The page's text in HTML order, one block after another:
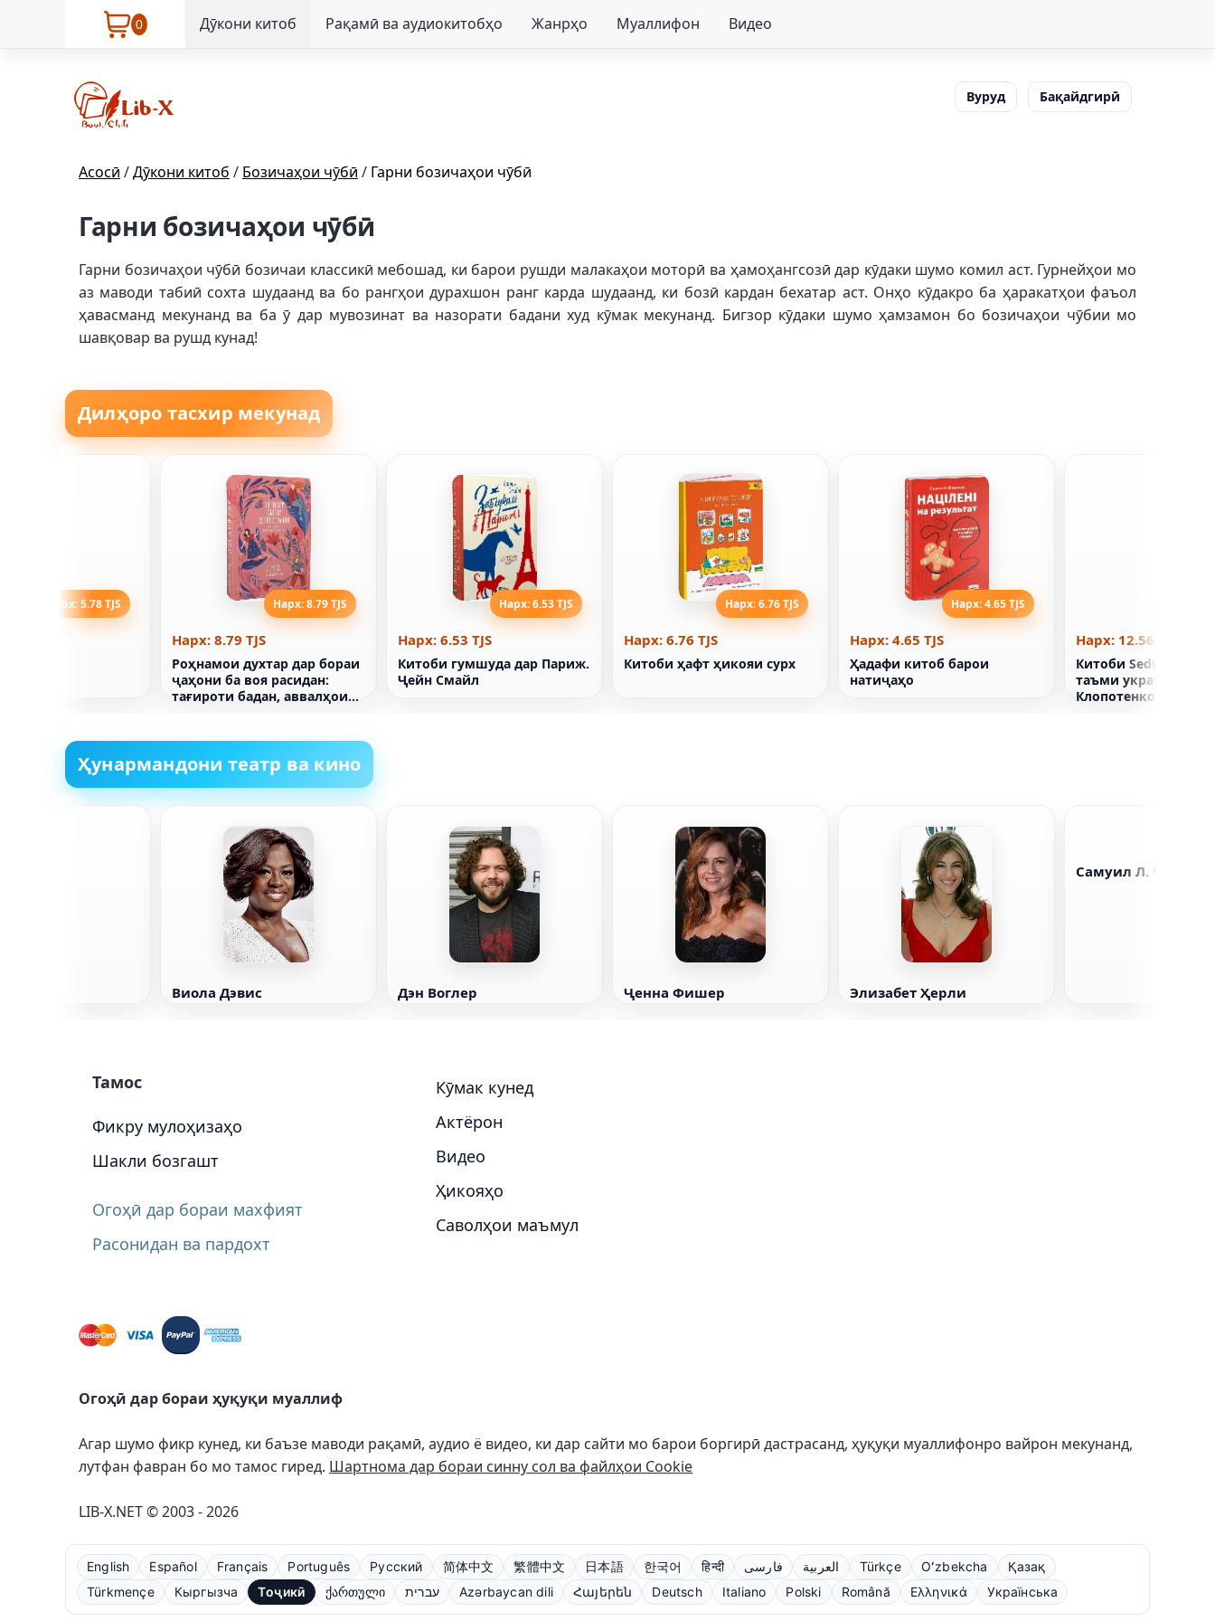
0 Дӯкони китоб Рақамӣ ва аудиокитобҳо Жанрҳо Муаллифон Видео
Вуруд Бақайдгирӣ
Асосӣ /Дӯкони китоб / Бозичаҳои чӯбӣ / Гарни бозичаҳои чӯбӣ
Гарни бозичаҳои чӯбӣ
Гарни бозичаҳои чӯбӣ бозичаи классикӣ мебошад, ки барои рушди малакаҳои моторӣ ва ҳамоҳангсозӣ дар кӯдаки шумо комил аст. Гурнейҳои мо
аз маводи табиӣ сохта шудаанд ва бо рангҳои дурахшон ранг карда шудаанд, ки бозӣ кардан бехатар аст. Онҳо кӯдакро ба ҳаракатҳои фаъол
ҳавасманд мекунанд ва ба ӯ дар мувозинат ва назорати бадани худ кӯмак мекунанд. Бигзор кӯдаки шумо ҳамзамон бо бозичаҳои чӯбии мо
шавқовар ва рушд кунад!
Дилҳоро тасхир мекунад
Нарх: 5.78 TJS Нарх: 8.79 TJS
Нарх: 8.79 TJS
Роҳнамои духтар дар бораи
ҷаҳони ба воя расидан:
тағироти бадан, аввалҳои
Нарх: 6.53 TJS
Нарх: 6.53 TJS
Китоби гумшуда дар Париж.
Ҷейн Смайл
Нарх: 6.76 TJS
Нарх: 6.76 TJS
Китоби ҳафт ҳикояи сурх
Нарх: 4.65 TJS
Нарх: 4.65 TJS
Ҳадафи китоб барои
натиҷаҳо
Нарх: 12.56 TJS
Китоби Seduction
таъми украинӣ.
Клопотенко
Ҳунармандони театр ва кино
Виола Дэвис Дэн Воглер Ҷенна Фишер Элизабет Ҳерли
Самуил Л. Ҷексон
Тамос
Фикру мулоҳизаҳо
Шакли бозгашт
Огоҳӣ дар бораи махфият
Расонидан ва пардохт
Кӯмак кунед
Актёрон
Видео
Ҳикояҳо
Саволҳои маъмул
Огоҳӣ дар бораи ҳуқуқи муаллиф
Агар шумо фикр кунед, ки баъзе маводи рақамӣ, аудио ё видео, ки дар сайти мо барои боргирӣ дастрасанд, ҳуқуқи муаллифонро вайрон мекунанд,
лутфан фавран бо мо тамос гиред. Шартнома дар бораи синну сол ва файлҳои Cookie
LIB-X.NET © 2003 - 2026
English Español Français Português Русский 简体中文 繁體中文 日本語 한국어 हिन्दी فارسی العربية Türkçe Oʻzbekcha
Қазақ
Türkmençe
Кыргызча Тоҷикӣ ქართული עברית Azərbaycan dili Հայերեն Deutsch Italiano Polski Română Ελληνικά Українська